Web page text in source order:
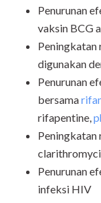
Penurunan
vaksin BCG
Peningkatan
digunakan
Penurunan
bersama
rifapentine,
Peningkatan
Penurunan
infeksi HIV